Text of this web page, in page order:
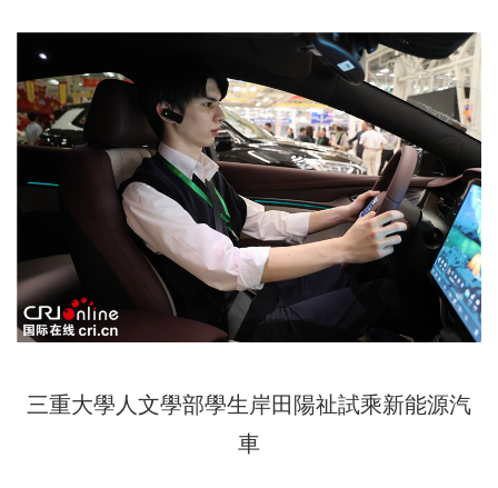
三重大學人文學部學生岸田陽祉試乘新能源汽
車